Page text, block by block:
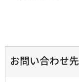
お問い合わせ先